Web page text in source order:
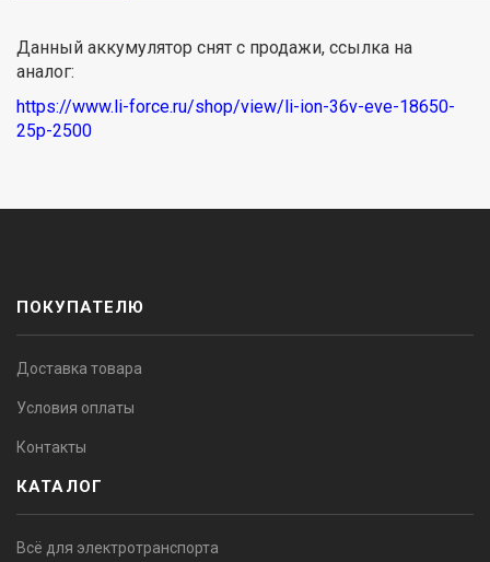
Данный аккумулятор снят с продажи, ссылка на
аналог:
https://www.li-force.ru/shop/view/li-ion-36v-eve-18650-
25p-2500
ПОКУПАТЕЛЮ
Доставка товара
Условия оплаты
Контакты
КАТАЛОГ
Всё для электротранспорта